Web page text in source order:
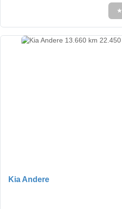
★
Kia Andere